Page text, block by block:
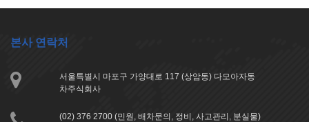
본사 연락처
서울특별시 마포구 가양대로 117 (상암동) 다모아자동
차주식회사
(02) 376 2700 (민원, 배차문의, 정비, 사고관리, 분실물)